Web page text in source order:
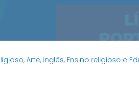
Arte, Inglês, Ensino religioso e